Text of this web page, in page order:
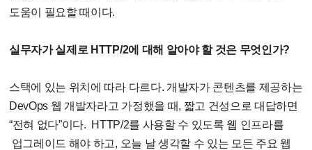
도움이 필요할 때이다.
실무자가 실제로 HTTP/2에 대해 알아야 할 것은 무엇인가?
스택에 있는 위치에 따라 다르다. 개발자가 콘텐츠를 제공하는
DevOps 웹 개발자라고 가정했을 때, 짧고 건성으로 대답하면
“전혀 없다”이다. HTTP/2를 사용할 수 있도록 웹 인프라를
업그레이드 해야 하고, 오늘 날 생각할 수 있는 모든 주요 웹